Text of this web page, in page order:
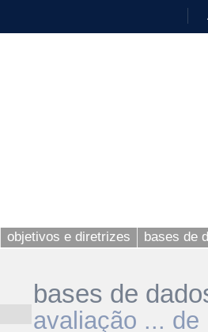
objetivos e diretrizes bases de
bases de
avaliação ...